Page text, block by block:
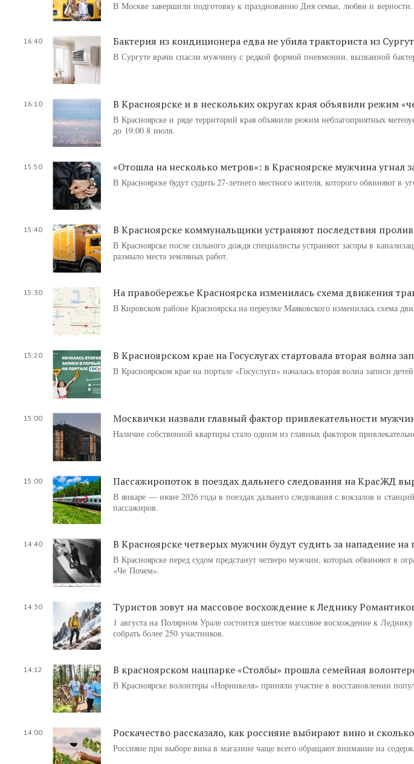
В Москве завершили подготовку к празднованию Дня семьи, любви и верности.
16:40 Бактерия из кондиционера едва не убила тракториста из
В Сургуте врачи спасли мужчину с редкой формой пневмонии, вызванной
16:10 В Красноярске и в нескольких округах края объявили режим
В Красноярске и ряде территорий края объявили режим неблагоприятных
до 19:00 8 июля.
15:50 «Отошла на несколько метров»: в Красноярске мужчина угнал
В Красноярске будут судить 27-летнего местного жителя, которого обвиняют в
15:40 В Красноярске коммунальщики устраняют последствия
В Красноярске после сильного дождя специалисты устраняют засоры в
размыло места земляных работ.
15:30 На правобережье Красноярска изменилась схема движения
В Кировском районе Красноярска на переулке Маяковского изменилась схема
15:20 В Красноярском крае на Госуслугах стартовала вторая волна
В Красноярском крае на портале «Госуслуги» началась вторая волна записи
15:00 Москвички назвали главный фактор привлекательности
Наличие собственной квартиры стало одним из главных факторов
15:00 Пассажиропоток в поездах дальнего следования на КрасЖД
В январе — июне 2026 года в поездах дальнего следования с вокзалов и
пассажиров.
14:40 В Красноярске четверых мужчин будут судить за нападение на
В Красноярске перед судом предстанут четверо мужчин, которых обвиняют в
«Че Почем».
14:30 Туристов зовут на массовое восхождение к Леднику
1 августа на Полярном Урале состоится шестое массовое восхождение к
собрать более 250 участников.
14:12 В красноярском нацпарке «Столбы» прошла семейная
В Красноярске волонтеры «Норникеля» приняли участие в восстановлении
14:00 Роскачество рассказало, как россияне выбирают вино и
Россияне при выборе вина в магазине чаще всего обращают внимание на